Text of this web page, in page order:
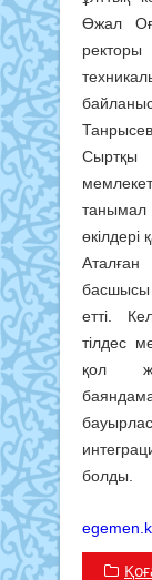
Өжал
Сыртқы
өкілдері
етті.
тілдес
қол
болды.